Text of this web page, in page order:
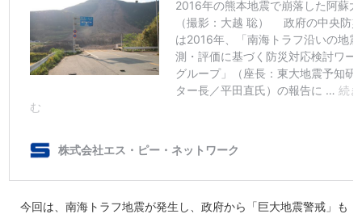
今回は、南海トラフ地震が発生し、政府から「巨大地震警戒」も